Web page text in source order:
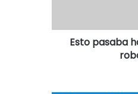
Esto pasaba